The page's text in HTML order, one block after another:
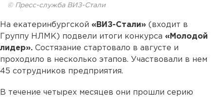
© Пресс-служба ВИЗ-Стали
На екатеринбургской «ВИЗ-Стали» (входит в
Группу НЛМК) подвели итоги конкурса «Молодой
лидер». Состязание стартовало в августе и
проходило в несколько этапов. Участвовали в нем
45 сотрудников предприятия.
В течение четырех месяцев они прошли серию